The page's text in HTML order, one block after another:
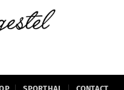
SPORTHAL CONTACT